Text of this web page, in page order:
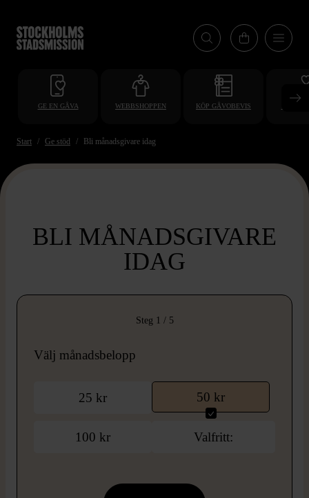
till
huvudinnehåll
GE EN GÅVA WEBBSHOPPEN KÖP GÅVOBEVIS
Start Ge stöd Bli månadsgivare idag
BLI MÅNADSGIVARE
IDAG
Steg 1 / 5
Välj månadsbelopp
25 kr 50 kr
100 kr Valfritt: